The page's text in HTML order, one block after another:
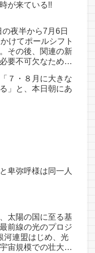
が来ている!!
夜半から7月6日
けてポールシフト
その後、関連の新
要不可欠なため、
陽信仰の中心点で
、他3ヵ所へのご
７・８月に大きな
」と、本日朝にあ
卑弥呼様は同一人
太陽の国に至る基
前線の光のプロジ
河連盟はじめ、光
宙規模での壮大な